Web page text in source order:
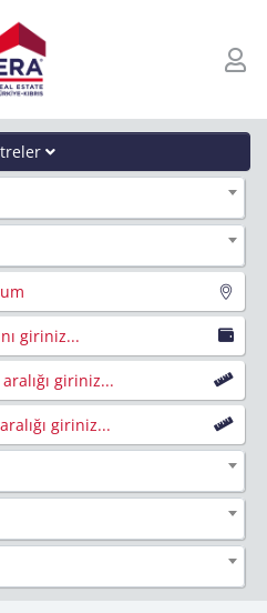
giriniz...
giriniz...
giriniz...